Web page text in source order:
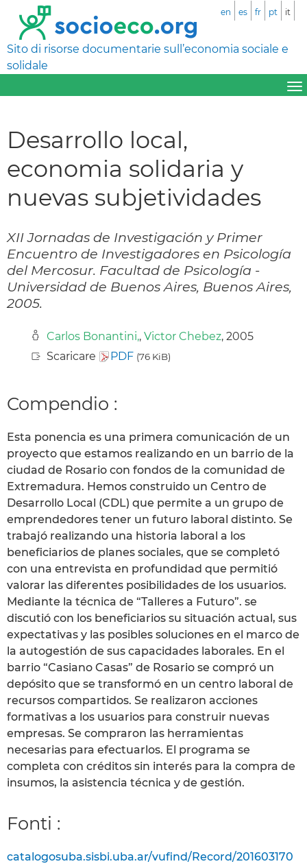
Sito di risorse documentarie sull’economia sociale e
solidale
en es fr pt it
Desarrollo local,
economia solidaria y
nuevas subjetividades
XII Jornadas de Investigación y Primer
Encuentro de Investigadores en Psicología
del Mercosur. Facultad de Psicología -
Universidad de Buenos Aires, Buenos Aires,
2005.
Carlos Bonantini,, Victor Chebez, 2005
Scaricare
PDF (76 KiB)
Compendio :
Esta ponencia es una primera comunicación de un
proyecto que estamos realizando en un barrio de la
ciudad de Rosario con fondos de la comunidad de
Extremadura. Hemos construido un Centro de
Desarrollo Local (CDL) que permite a un grupo de
emprendedores tener un futuro laboral distinto. Se
trabajó realizando una historia laboral a los
beneficiarios de planes sociales, que se completó
con una entrevista en profundidad que permitió
valorar las diferentes posibilidades de los usuarios.
Mediante la técnica de “Talleres a Futuro”. se
discutió con los beneficiarios su situación actual, sus
expectativas y las posibles soluciones en el marco de
la autogestión de sus capacidades laborales. En el
barrio “Casiano Casas” de Rosario se compró un
depósito que se transformó en un centro laboral de
recursos compartidos. Se realizaron acciones
formativas a los usuarios para construir nuevas
empresas. Se compraron las herramientas
necesarias para efectuarlos. El programa se
completa con créditos sin interés para la compra de
insumos, la asistencia técnica y de gestión.
Fonti :
catalogosuba.sisbi.uba.ar/vufind/Record/201603170